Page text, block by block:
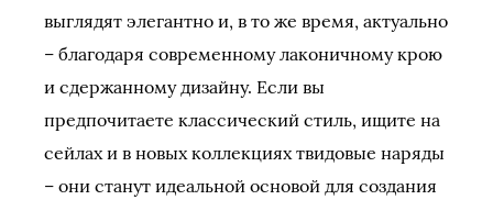
выглядят элегантно и, в то же время, актуально
– благодаря современному лаконичному крою
и сдержанному дизайну. Если вы
предпочитаете классический стиль, ищите на
сейлах и в новых коллекциях твидовые наряды
– они станут идеальной основой для создания